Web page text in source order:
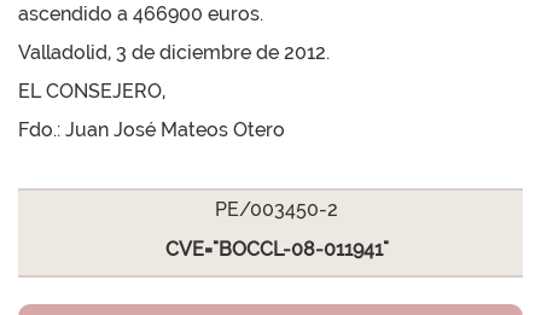
ascendido a 466900 euros.
Valladolid, 3 de diciembre de 2012.
EL CONSEJERO,
Fdo.: Juan José Mateos Otero
PE/003450-2
CVE="BOCCL-08-011941"